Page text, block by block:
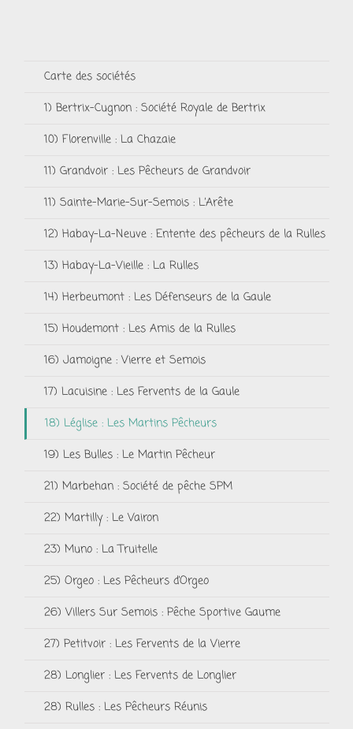
Carte des sociétés
1) Bertrix-Cugnon : Société Royale de Bertrix
10) Florenville : La Chazaie
11) Grandvoir : Les Pêcheurs de Grandvoir
11) Sainte-Marie-Sur-Semois : L’Arête
12) Habay-La-Neuve : Entente des pêcheurs de la Rulles
13) Habay-La-Vieille : La Rulles
14) Herbeumont : Les Défenseurs de la Gaule
15) Houdemont : Les Amis de la Rulles
16) Jamoigne : Vierre et Semois
17) Lacuisine : Les Fervents de la Gaule
18) Léglise : Les Martins Pêcheurs
19) Les Bulles : Le Martin Pêcheur
21) Marbehan : Société de pêche SPM
22) Martilly : Le Vairon
23) Muno : La Truitelle
25) Orgeo : Les Pêcheurs d’Orgeo
26) Villers Sur Semois : Pêche Sportive Gaume
27) Petitvoir : Les Fervents de la Vierre
28) Longlier : Les Fervents de Longlier
28) Rulles : Les Pêcheurs Réunis